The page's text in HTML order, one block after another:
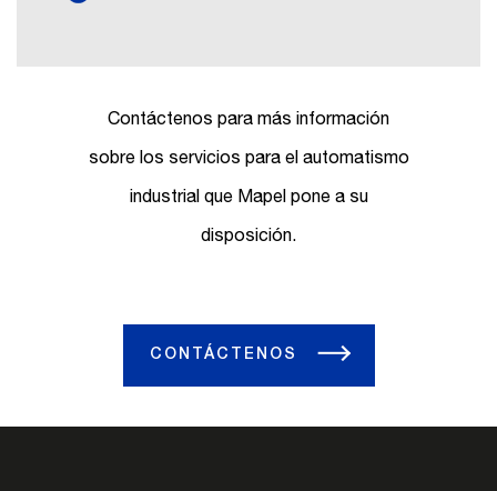
Contáctenos para más información
sobre los servicios para el automatismo
industrial que Mapel pone a su
disposición.
CONTÁCTENOS